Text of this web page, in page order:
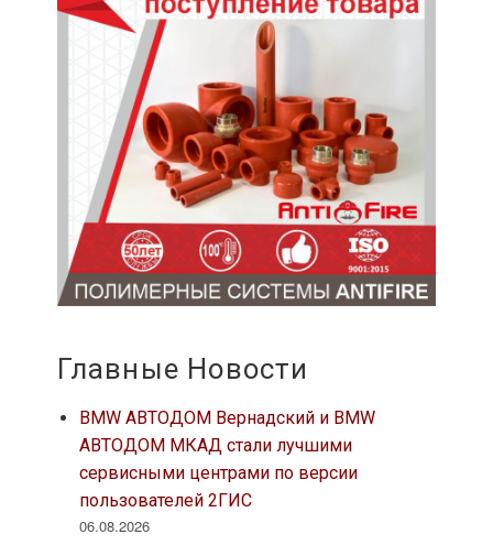
Главные Новости
BMW АВТОДОМ Вернадский и BMW
АВТОДОМ МКАД стали лучшими
сервисными центрами по версии
пользователей 2ГИС
06.08.2026